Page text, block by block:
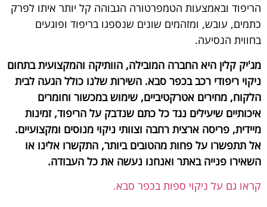
הריפוד ובאמצעות הטמפרטורה הגבוהה קל יותר איתו לפרק
כתמים, עובש, ומזהמים שונים שנספגו בריפוד ופוגעים
בחווית הנסיעה.
מג'יק קלין היא החברה המובילה, הוותיקה והמקצועית בתחום
ניקוי ריפודי רכב בכפר סבא. השירות שלנו כולל הגעה לבית
הלקוח, מחירים אטרקטיביים, שימוש במכשור וחומרים
איכותיים שיעילים נגד כל כתם שנדבק על הריפוד, זמינות
מיידית, פריסה ארצית רחבה וצוותי ניקוי מנוסים ומקצועיים.
אל תתפשרו על פחות מהטובים ביותר, התקשרו אלינו או
השאירו פנייה באתר ואנחנו נעשה את כל העבודה.
קראו גם על ניקוי ספות בכפר סבא.